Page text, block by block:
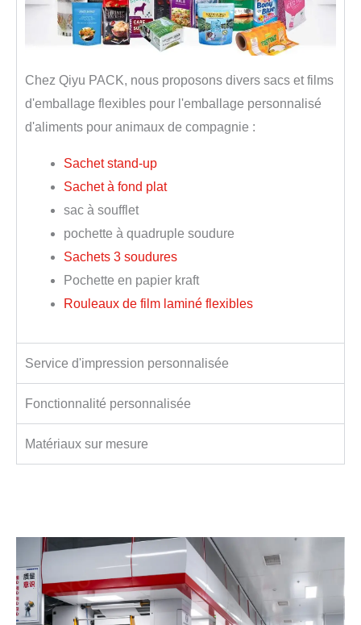
Chez Qiyu PACK, nous proposons divers sacs et films
d'emballage flexibles pour l'emballage personnalisé
d'aliments pour animaux de compagnie :
Sachet stand-up
Sachet à fond plat
sac à soufflet
pochette à quadruple soudure
Sachets 3 soudures
Pochette en papier kraft
Rouleaux de film laminé flexibles
Service d'impression personnalisée
Fonctionnalité personnalisée
Matériaux sur mesure